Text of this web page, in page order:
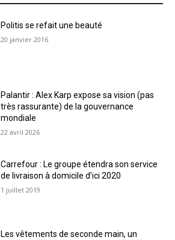
Politis se refait une beauté
20 janvier 2016
Palantir : Alex Karp expose sa vision (pas
très rassurante) de la gouvernance
mondiale
22 avril 2026
Carrefour : Le groupe étendra son service
de livraison à domicile d’ici 2020
1 juillet 2019
Les vêtements de seconde main, un